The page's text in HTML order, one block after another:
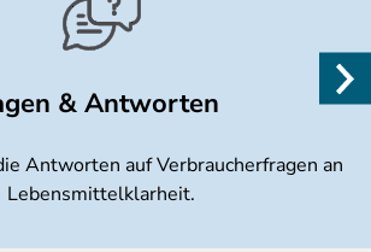
& Antworten
Antworten auf Verbraucherfragen an
Lebensmittelklarheit.